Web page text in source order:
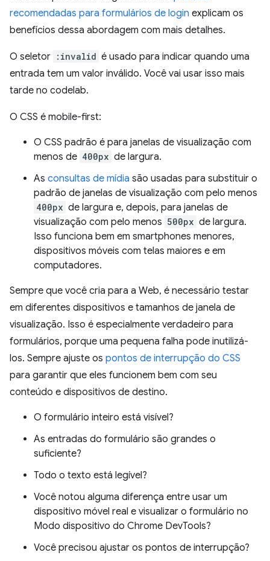
recomendadas para formulários de login explicam os
benefícios dessa abordagem com mais detalhes.
O seletor :invalid é usado para indicar quando uma
entrada tem um valor inválido. Você vai usar isso mais
tarde no codelab.
O CSS é mobile-first:
O CSS padrão é para janelas de visualização com
menos de 400px de largura.
As consultas de mídia são usadas para substituir o
padrão de janelas de visualização com pelo menos
400px de largura e, depois, para janelas de
visualização com pelo menos 500px de largura.
Isso funciona bem em smartphones menores,
dispositivos móveis com telas maiores e em
computadores.
Sempre que você cria para a Web, é necessário testar
em diferentes dispositivos e tamanhos de janela de
visualização. Isso é especialmente verdadeiro para
formulários, porque uma pequena falha pode inutilizá-
los. Sempre ajuste os pontos de interrupção do CSS
para garantir que eles funcionem bem com seu
conteúdo e dispositivos de destino.
O formulário inteiro está visível?
As entradas do formulário são grandes o
suficiente?
Todo o texto está legível?
Você notou alguma diferença entre usar um
dispositivo móvel real e visualizar o formulário no
Modo dispositivo do Chrome DevTools?
Você precisou ajustar os pontos de interrupção?